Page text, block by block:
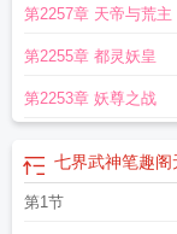
界武神TXT全本七界武
谁 七界武神最新章节列表
武神在线阅读七界武神
目录七界武神笔趣阁七
无弹窗七界武神TXT八
武神免费阅读全文无弹窗
第2257章 天帝与荒主
第2255章 都灵妖皇
第2253章 妖尊之战
七界武神笔趣
第1节